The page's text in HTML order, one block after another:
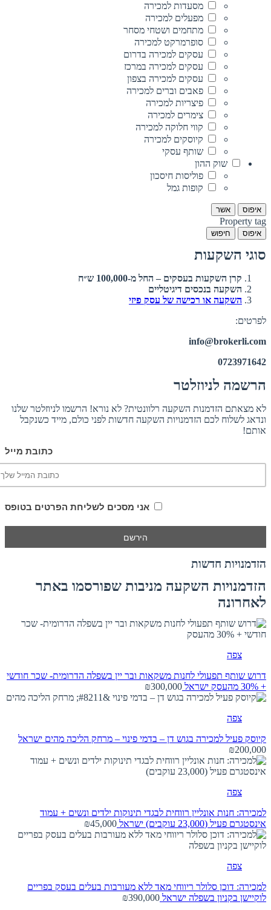
מסעדות למכירה
מפעלים למכירה
מתחמים ושטחי מסחר
סופרמרקט למכירה
עסקים למכירה בדרום
עסקים למכירה במרכז
עסקים למכירה בצפון
פאבים וברים למכירה
פיצריות למכירה
צימרים למכירה
קווי חלוקה למכירה
קיוסקים למכירה
שותף עסקי
שוק ההון
פוליסות חיסכון
קופות גמל
איפוס אשר
Property tag
איפוס חיפוש
סוגי השקעות
קרן השקעות בעסקים – החל מ-100,000 ש״ח
השקעה בנכסים דיגיטליים
השקעה או רכישה של עסק פיזי
לפרטים:
info@brokerli.com
0723971642
הרשמה לניוזלטר
לא מצאתם הזדמנות השקעה רלוונטית? לא נורא! הרשמו לניוזלטר שלנו
ונדאג לשלוח לכם הזדמנויות השקעה חדשות לפני כולם, מייד כשנקבל
אותם!
כתובת מייל
אני מסכים לשליחת הפרטים בטופס
הזדמנויות חדשות
הזדמנויות השקעה מניבות שפורסמו באתר
לאחרונה
צפה
דרוש שותף תפעולי לחנות משקאות ובר יין בשפלה הדרומית- שכר חודשי
+ 30% מהעסק
ישראל ₪300,000
צפה
קיוסק פעיל למכירה בגוש דן – בדמי פינוי – מרחק הליכה מהים ישראל
₪200,000
צפה
למכירה: חנות אונליין רווחית לבגדי תינוקות ילדים ונשים + עמוד
אינסטגרם פעיל (23,000 עוקבים)
ישראל ₪45,000
צפה
למכירה: דוכן סלולר ריווחי מאד ללא מעורבות בעלים בעסק בפריים
לוקיישן בקניון בשפלה ישראל ₪390,000